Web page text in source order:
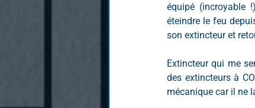
équipé (incroyable
éteindre le feu
son extincteur et
Extincteur qui me
des extincteurs à
mécanique car il ne